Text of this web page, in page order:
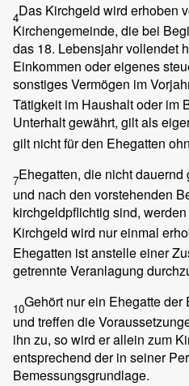
4Das Kirchgeld wird erhoben
Kirchengemeinde, die bei
das 18. Lebensjahr vollendet
Einkommen oder eigenes
sonstiges Vermögen im
Tätigkeit im Haushalt oder im
Unterhalt gewährt, gilt als
gilt nicht für den Ehegatten
7Ehegatten, die nicht
und nach den vorstehenden
kirchgeldpflichtig sind,
Kirchgeld wird nur einmal
Ehegatten ist anstelle einer
getrennte Veranlagung
10Gehört nur ein Ehegatte
und treffen die
ihn zu, so wird er allein zum
entsprechend der in seiner
Bemessungsgrundlage.